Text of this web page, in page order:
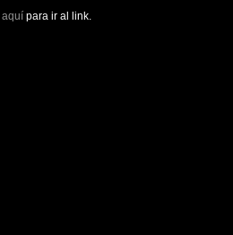
aquí para ir al link.